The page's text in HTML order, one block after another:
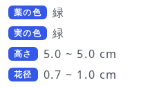
葉の色 緑
実の色 緑
高さ 5.0 ~ 5.0 cm
花径 0.7 ~ 1.0 cm